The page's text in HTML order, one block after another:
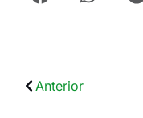
Anterior